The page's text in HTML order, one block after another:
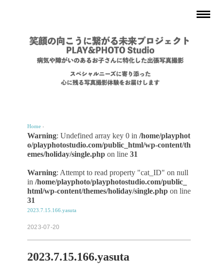
Home ›
Warning: Undefined array key 0 in /home/playphot
o/playphotostudio.com/public_html/wp-content/th
emes/holiday/single.php on line 31
Warning: Attempt to read property "cat_ID" on null
in /home/playphoto/playphotostudio.com/public_
html/wp-content/themes/holiday/single.php on line
31
2023.7.15.166.yasuta
2023-07-20
2023.7.15.166.yasuta